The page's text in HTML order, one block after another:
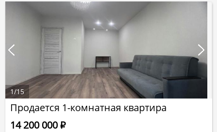
Продается 1-комнатная квартира
14 200 000Р
1/15